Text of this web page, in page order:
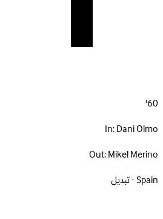
60'
In:Dani Olmo
Out:Mikel Merino
Spain · تبديل